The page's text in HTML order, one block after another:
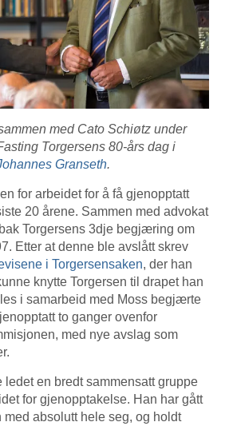
med Cato Schiøtz under
Torgersens 80-års dag i
Granseth.
for arbeidet for å få gjenopptatt
20 årene. Sammen med advokat
Torgersens 3dje begjæring om
Etter at denne ble avslått skrev
i Torgersensaken, der han
knytte Torgersen til drapet han
i samarbeid med Moss begjærte
to ganger ovenfor
med nye avslag som
ledet en bredt sammensatt gruppe
for gjenopptakelse. Han har gått
med absolutt hele seg, og holdt